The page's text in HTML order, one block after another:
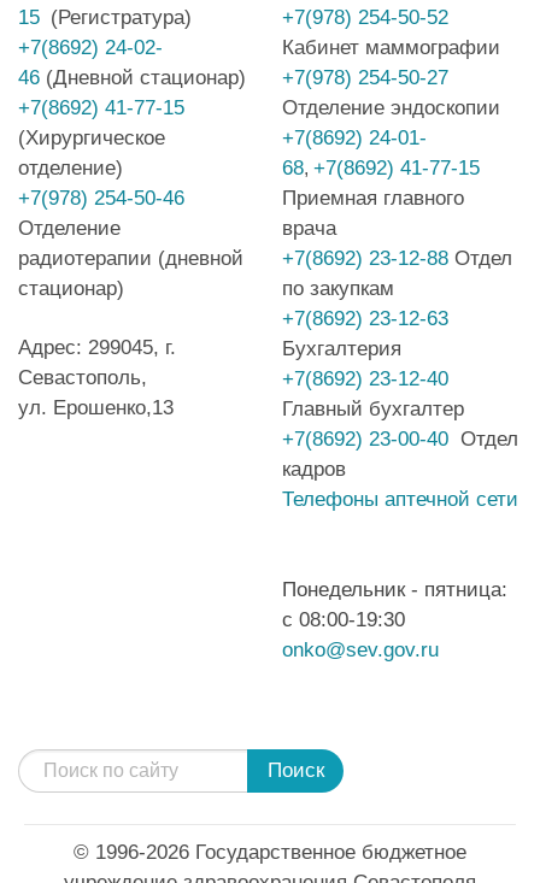
15 (Регистратура)
+7(8692) 24-02-
46 (Дневной стационар)
+7(8692) 41-77-15
(Хирургическое
отделение)
+7(978) 254-50-46
Отделение
радиотерапии (дневной
стационар)
Адрес: 299045, г.
Севастополь,
ул. Ерошенко,13
+7(978) 254-50-52
Кабинет маммографии
+7(978) 254-50-27
Отделение эндоскопии
+7(8692) 24-01-
68, +7(8692) 41-77-15
Приемная главного
врача
+7(8692) 23-12-88 Отдел
по закупкам
+7(8692) 23-12-63
Бухгалтерия
+7(8692) 23-12-40
Главный бухгалтер
+7(8692) 23-00-40 Отдел
кадров
Телефоны аптечной сети
Понедельник - пятница:
с 08:00-19:30
onko@sev.gov.ru
Поиск
© 1996-2026 Государственное бюджетное